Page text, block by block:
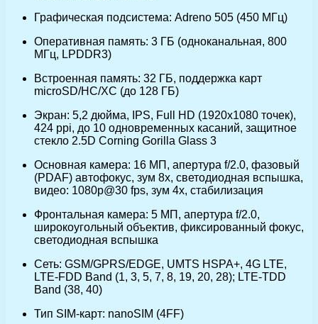
Графическая подсистема: Adreno 505 (450 МГц)
Оперативная память: 3 ГБ (одноканальная, 800
МГц, LPDDR3)
Встроенная память: 32 ГБ, поддержка карт
microSD/HC/XC (до 128 ГБ)
Экран: 5,2 дюйма, IPS, Full HD (1920х1080 точек),
424 ppi, до 10 одновременных касаний, защитное
стекло 2.5D Corning Gorilla Glass 3
Основная камера: 16 МП, апертура f/2.0, фазовый
(PDAF) автофокус, зум 8х, светодиодная вспышка,
видео: 1080p@30 fps, зум 4х, стабилизация
Фронтальная камера: 5 МП, апертура f/2.0,
широкоугольный объектив, фиксированный фокус,
светодиодная вспышка
Сеть: GSM/GPRS/EDGE, UMTS HSPA+, 4G LTE,
LTE-FDD Band (1, 3, 5, 7, 8, 19, 20, 28); LTE-TDD
Band (38, 40)
Тип SIM-карт: nanoSIM (4FF)